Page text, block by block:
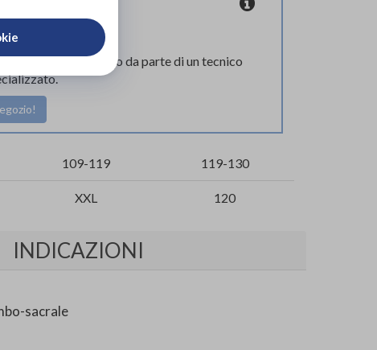
il corretto supporto da parte di un tecnico
109-119 119-130
XXL 120
INDICAZIONI
sacrale